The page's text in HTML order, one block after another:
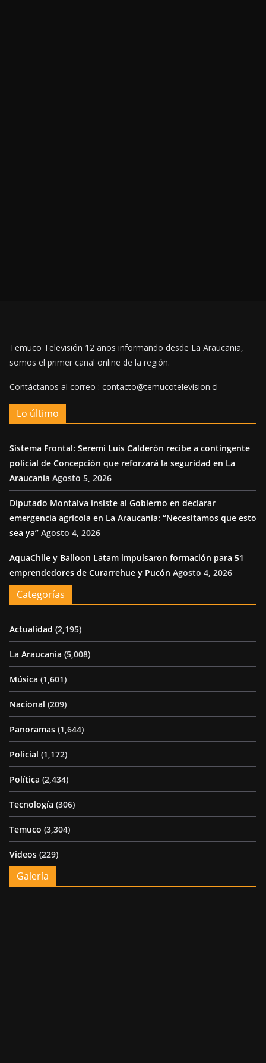
Temuco Televisión 12 años informando desde La Araucania,
somos el primer canal online de la región.
Contáctanos al correo : contacto@temucotelevision.cl
Lo último
Sistema Frontal: Seremi Luis Calderón recibe a contingente
policial de Concepción que reforzará la seguridad en La
Araucanía Agosto 5, 2026
Diputado Montalva insiste al Gobierno en declarar
emergencia agrícola en La Araucanía: “Necesitamos que esto
sea ya” Agosto 4, 2026
AquaChile y Balloon Latam impulsaron formación para 51
emprendedores de Curarrehue y Pucón Agosto 4, 2026
Categorías
Actualidad (2,195)
La Araucania (5,008)
Música (1,601)
Nacional (209)
Panoramas (1,644)
Policial (1,172)
Política (2,434)
Tecnología (306)
Temuco (3,304)
Videos (229)
Galería